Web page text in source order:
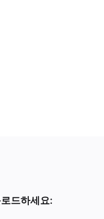
드하세요: